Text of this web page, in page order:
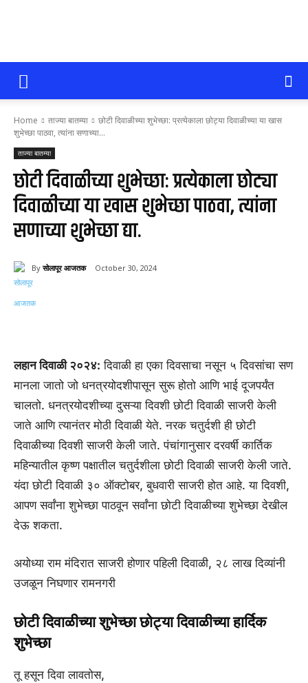
सोलापूर
आजतक
Home ताज्या बातम्या
छोटी दिवाळीच्या शुभेच्छा: प्रत्येकाला छोट्या दिवाळीच्या या खास
शुभेच्छा पाठवा, त्यांना सणाच्या...
ताज्या बातम्या
छोटी दिवाळीच्या शुभेच्छा: प्रत्येकाला छोट्या
दिवाळीच्या या खास शुभेच्छा पाठवा, त्यांना
सणाच्या शुभेच्छा द्या.
By सोलापूर आजतक October 30, 2024
लहान दिवाळी २०२४: दिवाळी हा एका दिवसाचा नसून ५ दिवसांचा सण
मानला जातो जो धनत्रयोदशीपासून सुरू होतो आणि भाई दूजपर्यंत
चालतो. धनत्रयोदशीच्या दुसऱ्या दिवशी छोटी दिवाळी साजरी केली
जाते आणि त्यानंतर मोठी दिवाळी येते. नरक चतुर्दशी ही छोटी
दिवाळीच्या दिवशी साजरी केली जाते. पंचांगानुसार दरवर्षी कार्तिक
महिन्यातील कृष्ण पक्षातील चतुर्दशीला छोटी दिवाळी साजरी केली जाते.
यंदा छोटी दिवाळी ३० ऑक्टोबर, बुधवारी साजरी होत आहे. या दिवशी,
आपण सर्वांना शुभेच्छा पाठवून सर्वांना छोटी दिवाळीच्या शुभेच्छा देखील
देऊ शकता.
अयोध्या राम मंदिरात साजरी होणार पहिली दिवाळी, २८ लाख दिव्यांनी
उजळून निघणार रामनगरी
छोटी दिवाळीच्या शुभेच्छा छोट्या दिवाळीच्या हार्दिक
शुभेच्छा
तू हसून दिवा लावतोस,